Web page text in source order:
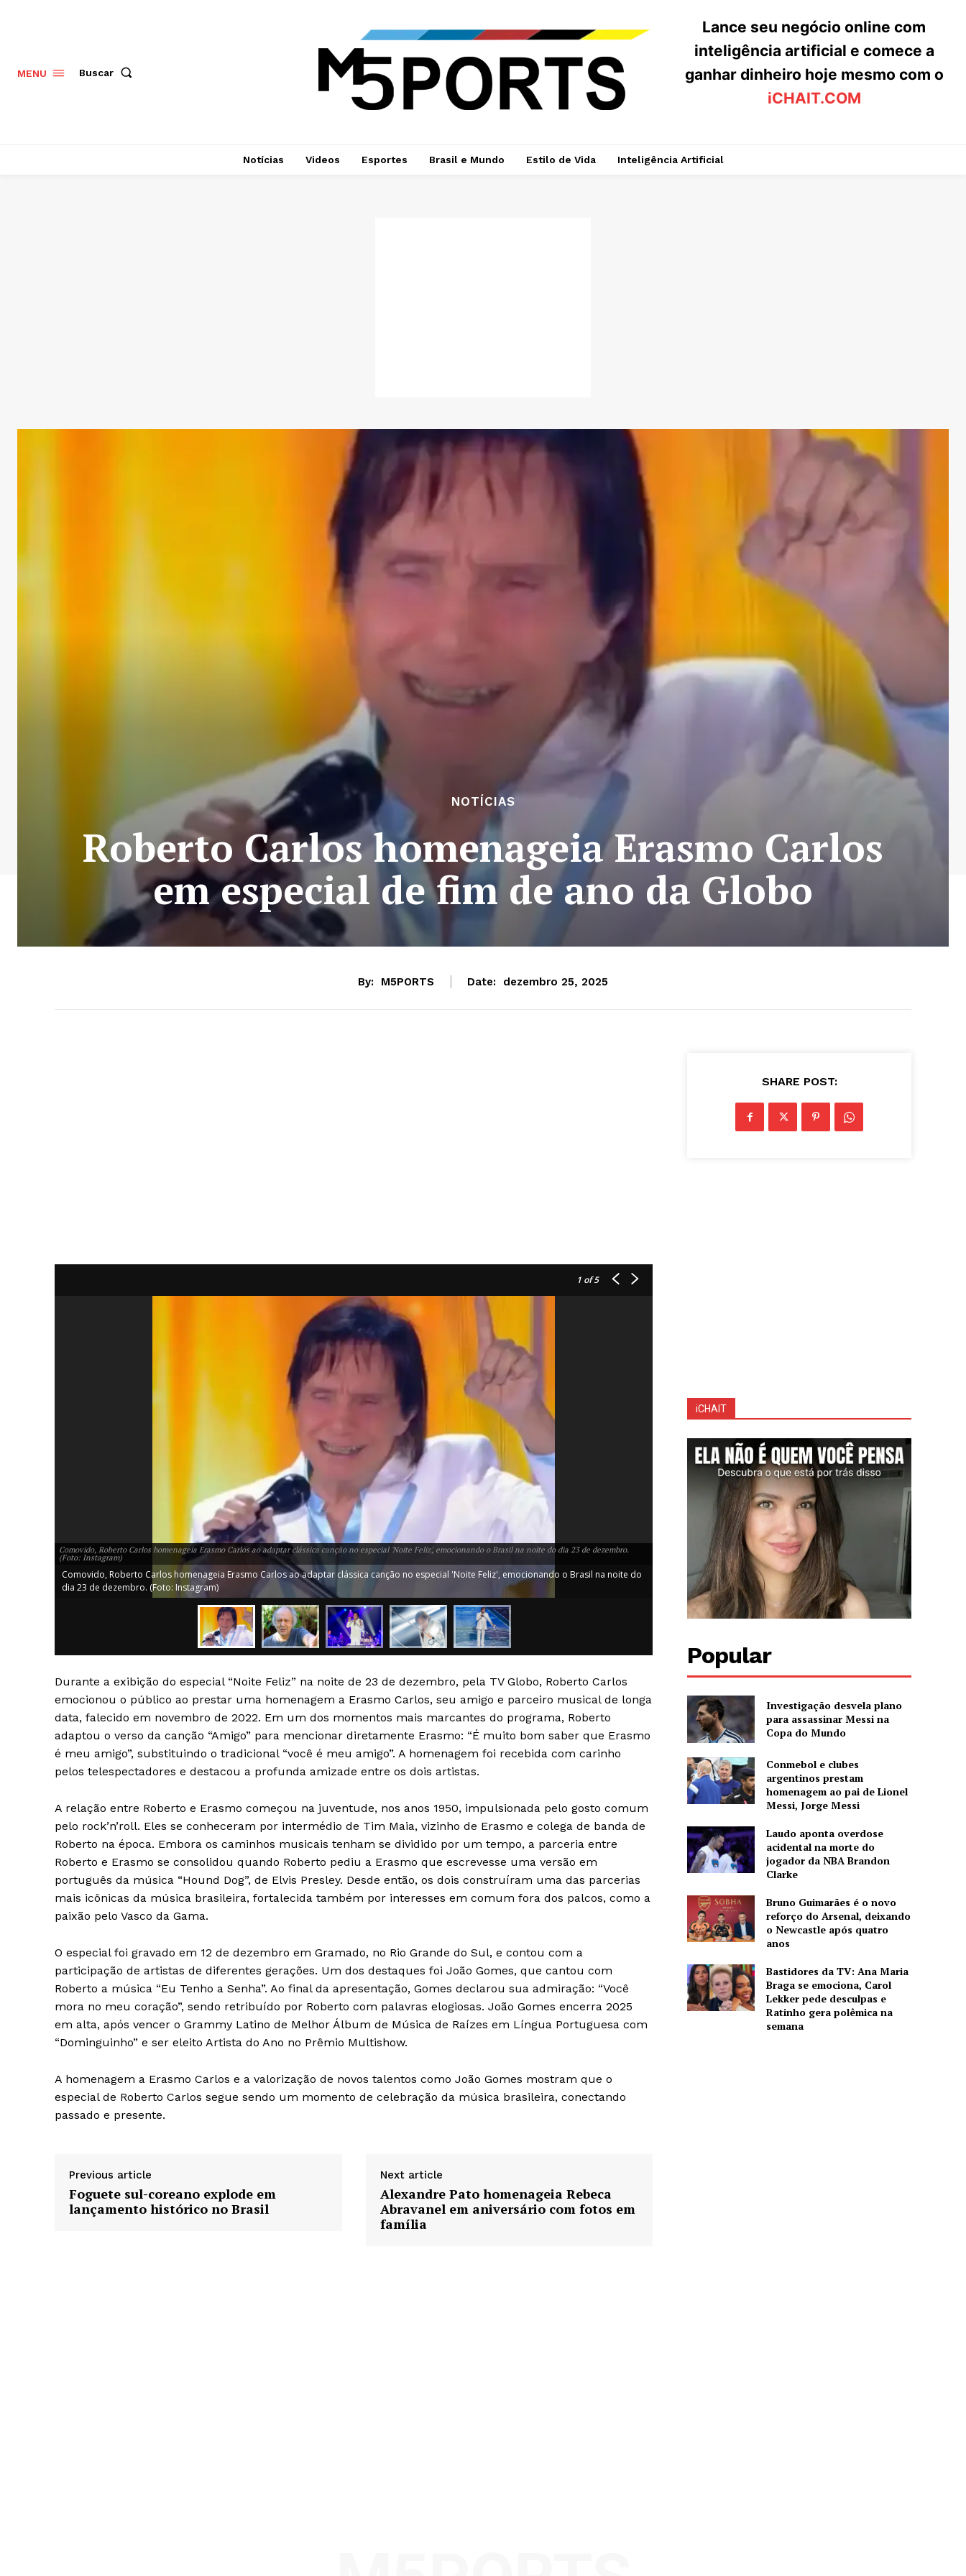
iCHAIT
Aprenda tudo sobre
Inteligência Artificial
SAIBA MAIS
M5PORTS
Anuncie
Contato
Transparência Editorial
Termos de Serviços
MENU Buscar
Lance seu negócio online com
inteligência artificial e comece a
ganhar dinheiro hoje mesmo com o
iCHAIT.COM
Notícias Videos Esportes Brasil e Mundo Estilo de Vida Inteligência Artificial
NOTÍCIAS
Roberto Carlos homenageia Erasmo Carlos
em especial de fim de ano da Globo
By: M5PORTS Date: dezembro 25, 2025
1 of 5
Comovido, Roberto Carlos homenageia Erasmo Carlos ao adaptar clássica canção no especial 'Noite Feliz', emocionando o Brasil na noite do dia 23 de dezembro.
(Foto: Instagram)
Comovido, Roberto Carlos homenageia Erasmo Carlos ao adaptar clássica canção no especial 'Noite Feliz', emocionando o Brasil na noite do
dia 23 de dezembro. (Foto: Instagram)
Em tributo tocante no especial 'Noite Feliz', Roberto Carlos celebra a amizade eterna
Em tributo tocante no especial 'Noite Feliz', Roberto Carlos celebra a
meu amigo'. (Foto: Instagram)
Durante a exibição do especial “Noite Feliz” na noite de 23 de dezembro, pela TV Globo, Roberto Carlos
emocionou o público ao prestar uma homenagem a Erasmo Carlos, seu amigo e parceiro musical de longa
data, falecido em novembro de 2022. Em um dos momentos mais marcantes do programa, Roberto
adaptou o verso da canção “Amigo” para mencionar diretamente Erasmo: “É muito bom saber que Erasmo
é meu amigo”, substituindo o tradicional “você é meu amigo”. A homenagem foi recebida com carinho
pelos telespectadores e destacou a profunda amizade entre os dois artistas.
A relação entre Roberto e Erasmo começou na juventude, nos anos 1950, impulsionada pelo gosto comum
pelo rock’n’roll. Eles se conheceram por intermédio de Tim Maia, vizinho de Erasmo e colega de banda de
Roberto na época. Embora os caminhos musicais tenham se dividido por um tempo, a parceria entre
Roberto e Erasmo se consolidou quando Roberto pediu a Erasmo que escrevesse uma versão em
português da música “Hound Dog”, de Elvis Presley. Desde então, os dois construíram uma das parcerias
mais icônicas da música brasileira, fortalecida também por interesses em comum fora dos palcos, como a
paixão pelo Vasco da Gama.
O especial foi gravado em 12 de dezembro em Gramado, no Rio Grande do Sul, e contou com a
participação de artistas de diferentes gerações. Um dos destaques foi João Gomes, que cantou com
Roberto a música “Eu Tenho a Senha”. Ao final da apresentação, Gomes declarou sua admiração: “Você
mora no meu coração”, sendo retribuído por Roberto com palavras elogiosas. João Gomes encerra 2025
em alta, após vencer o Grammy Latino de Melhor Álbum de Música de Raízes em Língua Portuguesa com
“Dominguinho” e ser eleito Artista do Ano no Prêmio Multishow.
A homenagem a Erasmo Carlos e a valorização de novos talentos como João Gomes mostram que o
especial de Roberto Carlos segue sendo um momento de celebração da música brasileira, conectando
passado e presente.
Previous article
Foguete sul-coreano explode em
lançamento histórico no Brasil
Next article
Alexandre Pato homenageia Rebeca
Abravanel em aniversário com fotos em
família
SHARE POST:
iCHAIT
Popular
Investigação desvela plano
para assassinar Messi na
Copa do Mundo
Conmebol e clubes
argentinos prestam
homenagem ao pai de Lionel
Messi, Jorge Messi
Laudo aponta overdose
acidental na morte do
jogador da NBA Brandon
Clarke
Bruno Guimarães é o novo
reforço do Arsenal, deixando
o Newcastle após quatro
anos
Bastidores da TV: Ana Maria
Braga se emociona, Carol
Lekker pede desculpas e
Ratinho gera polêmica na
semana